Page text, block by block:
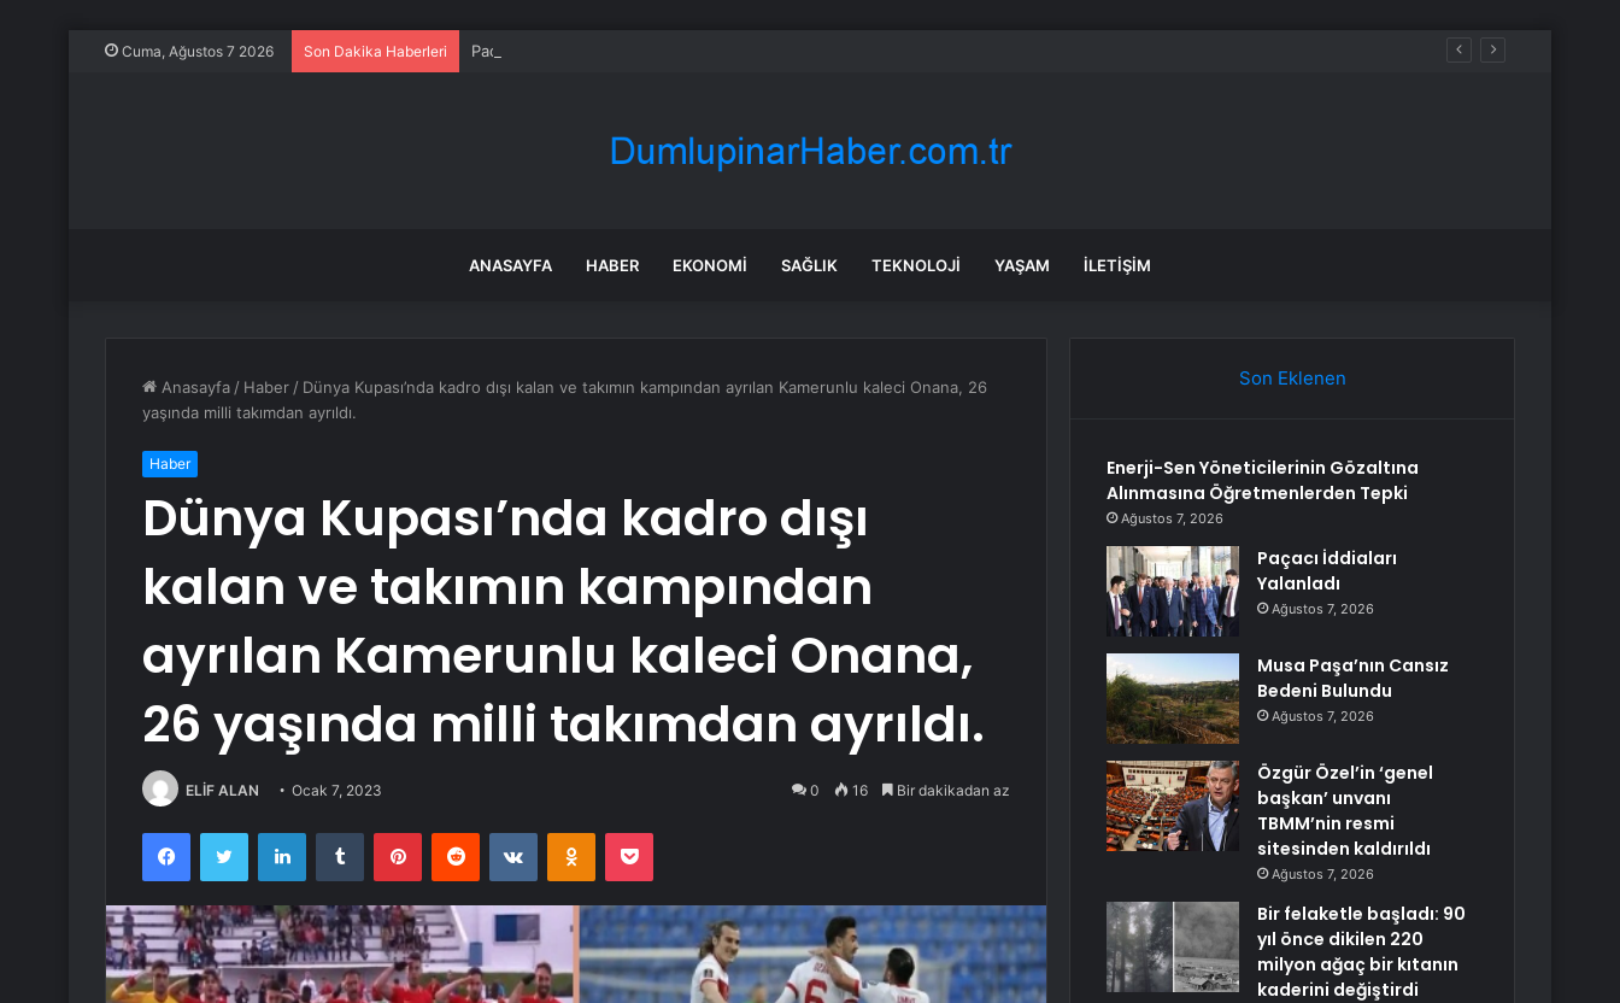
Cuma, Ağustos 7 2026 Son Dakika Haberleri Paçacı İddiaları Yalanladı
ANASAYFA HABER EKONOMI SAĞLIK TEKNOLOJI YAŞAM İLETIŞIM
Anasayfa / Haber / Dünya Kupası’nda kadro dışı kalan ve takımın kampından ayrılan Kamerunlu kaleci Onana, 26
yaşında milli takımdan ayrıldı.
Haber
Dünya Kupası’nda kadro dışı
kalan ve takımın kampından
ayrılan Kamerunlu kaleci Onana,
26 yaşında milli takımdan ayrıldı.
ELİF ALAN Ocak 7, 2023 0 16 Bir dakikadan az
FacebookTwitter LinkedInTumblr PinterestReddit VKontakteOdnoklassniki
Pocket
Son Eklenen
Enerji-Sen Yöneticilerinin Gözaltına
Alınmasına Öğretmenlerden Tepki
Ağustos 7, 2026
Paçacı İddiaları
Yalanladı
Ağustos 7, 2026
Musa Paşa’nın Cansız
Bedeni Bulundu
Ağustos 7, 2026
Özgür Özel’in ‘genel
başkan’ unvanı
TBMM’nin resmi
sitesinden kaldırıldı
Ağustos 7, 2026
Bir felaketle başladı: 90
yıl önce dikilen 220
milyon ağaç bir kıtanın
kaderini değiştirdi